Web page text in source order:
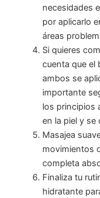
necesidades
por aplicarlo
áreas
Si quieres
cuenta que el
ambos se
importante
los principios
en la piel y se
Masajea
movimientos
completa
Finaliza tu
hidratante